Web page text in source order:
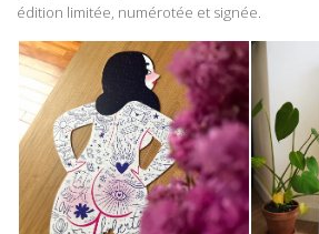
édition limitée, numérotée et signée.